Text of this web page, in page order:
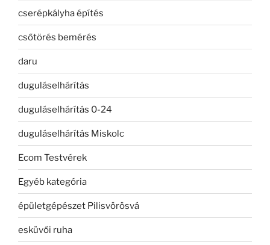
cserépkályha építés
csőtörés bemérés
daru
duguláselhárítás
duguláselhárítás 0-24
duguláselhárítás Miskolc
Ecom Testvérek
Egyéb kategória
épületgépészet Pilisvörösvá
esküvői ruha